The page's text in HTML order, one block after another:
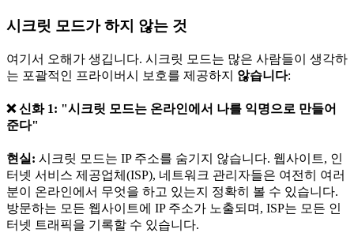
시크릿 모드가 하지 않는 것
여기서 오해가 생깁니다. 시크릿 모드는 많은 사람들이 생각하
는 포괄적인 프라이버시 보호를 제공하지 않습니다:
❌ 신화 1: "시크릿 모드는 온라인에서 나를 익명으로 만들어
준다"
현실: 시크릿 모드는 IP 주소를 숨기지 않습니다. 웹사이트, 인
터넷 서비스 제공업체(ISP), 네트워크 관리자들은 여전히 여러
분이 온라인에서 무엇을 하고 있는지 정확히 볼 수 있습니다.
방문하는 모든 웹사이트에 IP 주소가 노출되며, ISP는 모든 인
터넷 트래픽을 기록할 수 있습니다.